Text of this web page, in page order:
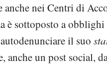
nei Centri di
è sottoposto a
il suo
anche un post social,